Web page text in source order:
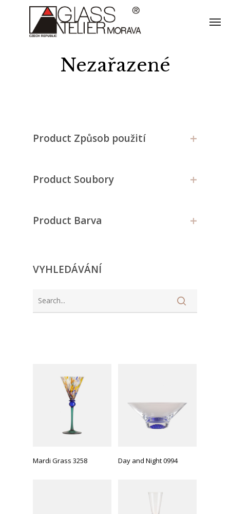
Nezařazené
Product Způsob použití +
Product Soubory +
Product Barva +
VYHLEDÁVÁNÍ
Mardi Grass 3258 Day and Night 0994